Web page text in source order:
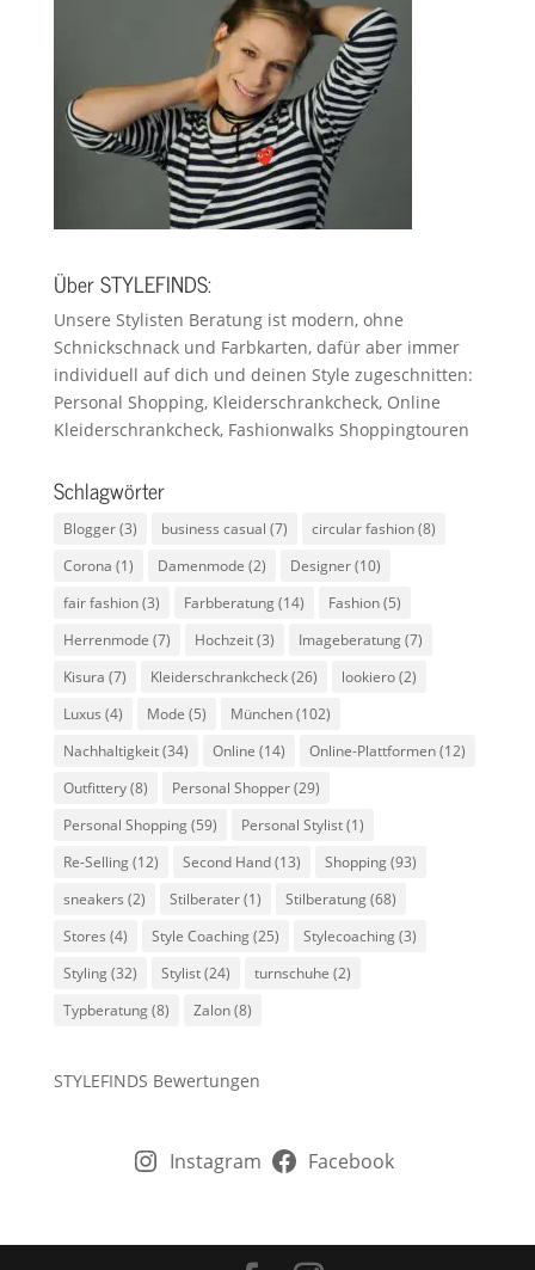
Über STYLEFINDS:
Unsere Stylisten Beratung ist modern, ohne
Schnickschnack und Farbkarten, dafür aber immer
individuell auf dich und deinen Style zugeschnitten:
Personal Shopping, Kleiderschrankcheck, Online
Kleiderschrankcheck, Fashionwalks Shoppingtouren
Schlagwörter
Blogger(3) business casual (7) circular fashion(8)
Corona (1) Damenmode (2) Designer(10)
fair fashion(3) Farbberatung(14) Fashion(5)
Herrenmode (7) Hochzeit(3) Imageberatung(7)
Kisura (7) Kleiderschrankcheck(26) lookiero(2)
Luxus (4) Mode (5) München(102)
Nachhaltigkeit(34) Online (14) Online-Plattformen(12)
Outfittery(8) Personal Shopper(29)
Personal Shopping(59) Personal Stylist(1)
Re-Selling(12) Second Hand(13) Shopping(93)
sneakers (2) Stilberater(1) Stilberatung(68)
Stores (4) Style Coaching(25) Stylecoaching(3)
Styling(32) Stylist(24) turnschuhe (2)
Typberatung(8) Zalon(8)
STYLEFINDS Bewertungen
Instagram Facebook